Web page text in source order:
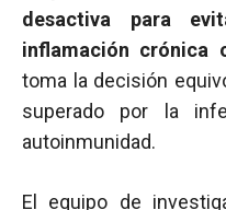
desactiva para
inflamación crónica
toma la decisión
superado por la
autoinmunidad.
El equipo de